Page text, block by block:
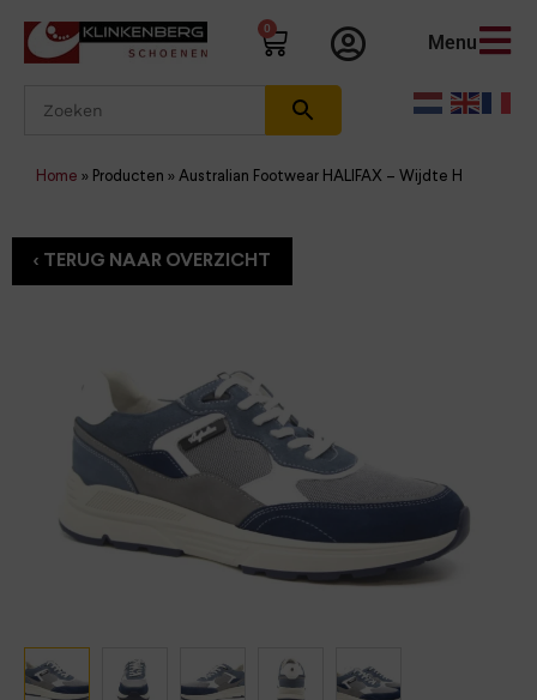
0
Menu
Home » Producten » Australian Footwear HALIFAX – Wijdte H